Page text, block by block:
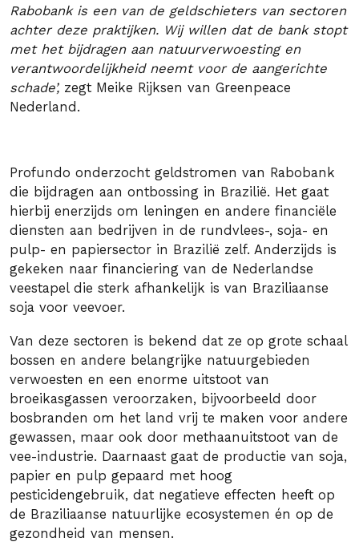
Rabobank is een van de geldschieters van sectoren
achter deze praktijken. Wij willen dat de bank stopt
met het bijdragen aan natuurverwoesting en
verantwoordelijkheid neemt voor de aangerichte
schade’, zegt Meike Rijksen van Greenpeace
Nederland.
Profundo onderzocht geldstromen van Rabobank
die bijdragen aan ontbossing in Brazilië. Het gaat
hierbij enerzijds om leningen en andere financiële
diensten aan bedrijven in de rundvlees-, soja- en
pulp- en papiersector in Brazilië zelf. Anderzijds is
gekeken naar financiering van de Nederlandse
veestapel die sterk afhankelijk is van Braziliaanse
soja voor veevoer.
Van deze sectoren is bekend dat ze op grote schaal
bossen en andere belangrijke natuurgebieden
verwoesten en een enorme uitstoot van
broeikasgassen veroorzaken, bijvoorbeeld door
bosbranden om het land vrij te maken voor andere
gewassen, maar ook door methaanuitstoot van de
vee-industrie. Daarnaast gaat de productie van soja,
papier en pulp gepaard met hoog
pesticidengebruik, dat negatieve effecten heeft op
de Braziliaanse natuurlijke ecosystemen én op de
gezondheid van mensen.